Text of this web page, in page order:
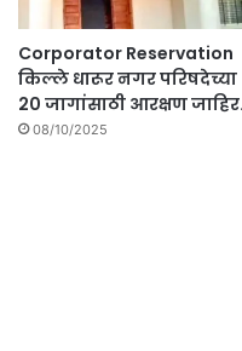
Corporator Reservation
किल्ले धारूर नगर परिषदेच्या
20 जागांसाठी आरक्षण जाहिर.
08/10/2025